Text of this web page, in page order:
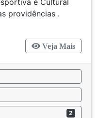
e Cultural
providências .
Veja Mais
2